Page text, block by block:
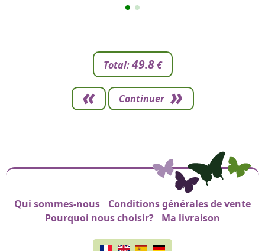
Total:49.8€
Continuer
Liens de pied de page
Qui sommes-nous
Conditions générales de vente
Pourquoi nous choisir?
Ma livraison